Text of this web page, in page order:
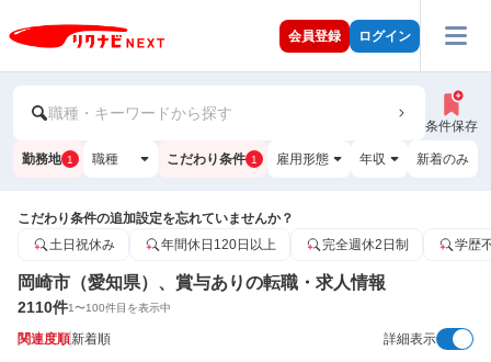
会員登録 ログイン
職種・キーワードから探す
条件保存
勤務地 1 職種 こだわり条件 1 雇用形態 年収 新着のみ
こだわり条件の追加設定を忘れていませんか？
土日祝休み
年間休日120日以上 完全週休2日制 学歴
岡崎市（愛知県）、賞与ありの転職・求人情報
2110件1〜100件目を表示中
関連度順新着順 詳細表示